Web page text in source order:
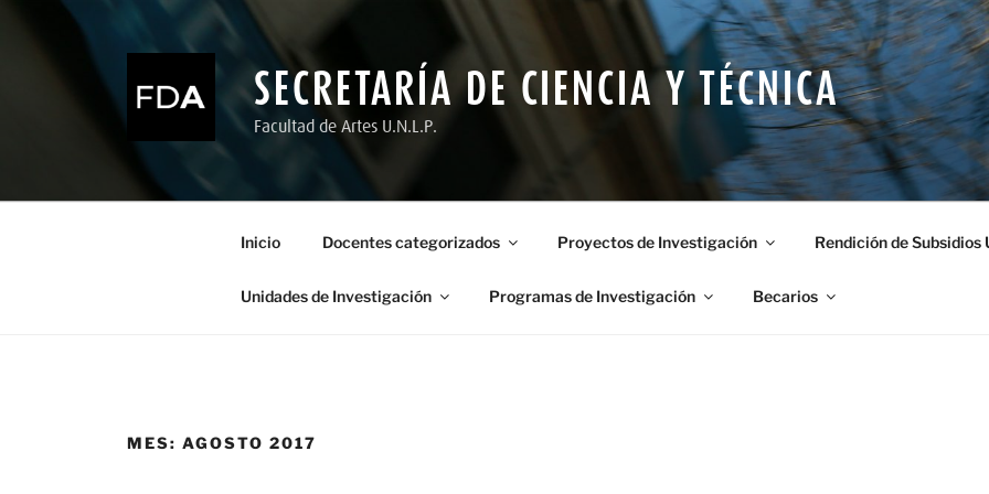
SECRETARÍA DE CIENCIA Y TÉCNICA
Facultad de Artes U.N.L.P.
Inicio Docentes categorizados Proyectos de Investigación Rendición de Subsidios
Unidades de Investigación Programas de Investigación Becarios
MES:AGOSTO 2017